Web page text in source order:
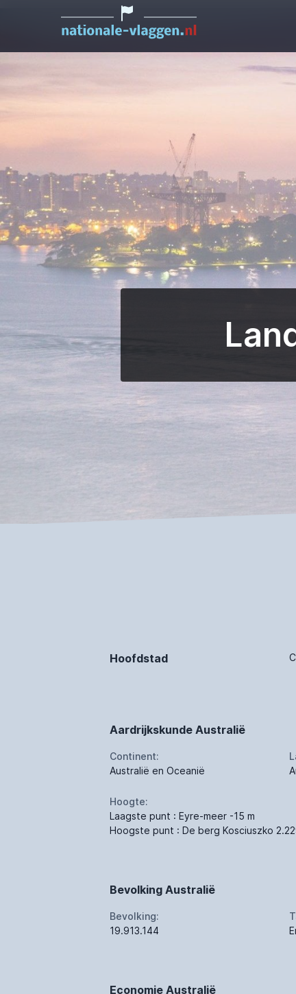
Hoofdstad
Aardrijkskunde Australië
Continent:
Australië en Oceanië
Hoogte:
Laagste punt : Eyre-meer -15 m
Hoogste punt : De berg Kosciuszko
Bevolking Australië
Bevolking:
19.913.144
Economie Australië